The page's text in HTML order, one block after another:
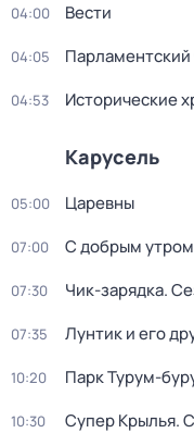
04:00 Вести
04:05 Парламентский
04:53 Исторические
Карусель
05:00 Царевны
07:00 С добрым
07:30 Чик-зарядка.
07:35 Лунтик и его
10:20 Парк Турум-
10:30 Супер Крылья.